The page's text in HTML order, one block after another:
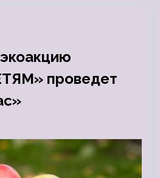
проведет